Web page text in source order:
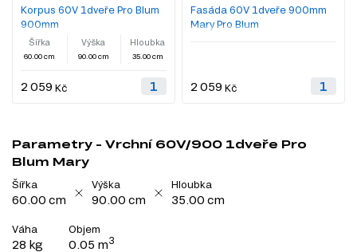
Korpus 60V 1dveře Pro Blum
900mm
Šířka
60.00 cm
Výška
90.00 cm
Hloubka
35.00 cm
2 059 Kč
Fasáda 60V 1dveře 900mm
Mary Pro Blum
2 059 Kč
Parametry - Vrchní 60V/900 1dveře Pro
Blum Mary
Šířka
60.00 cm
Výška
90.00 cm
Hloubka
35.00 cm
Váha
28 kg
Objem
0.05 m3